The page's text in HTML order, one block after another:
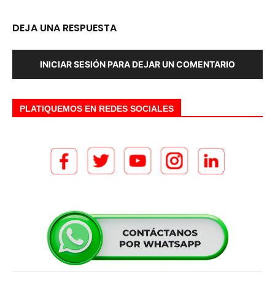
DEJA UNA RESPUESTA
INICIAR SESIÓN PARA DEJAR UN COMENTARIO
PLATIQUEMOS EN REDES SOCIALES